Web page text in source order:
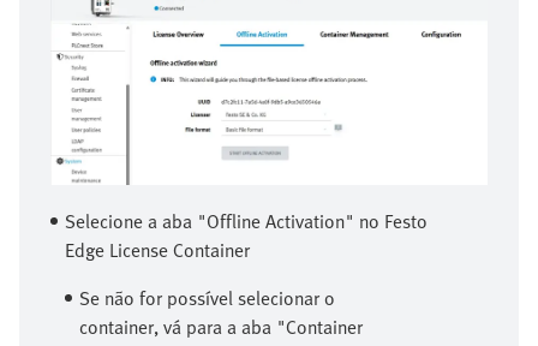
Selecione a aba "Offline Activation" no Festo
Edge License Container
Se não for possível selecionar o
container, vá para a aba "Container